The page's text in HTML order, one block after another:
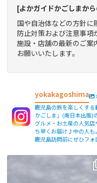
[よかガイドかごしまか
国や自治体などの方針に
防止対策および注意事
施設・店舗の最新のご案
お願いいたします。
yokakagoshima
鹿児島の旅を楽しくす
かごしま」(南日本出版)
グルメ・お土産の人気
ち早くお届け♪中の人も
鹿児島訪問前にぜひフ
【fromよかガイド】〜鹿児島観